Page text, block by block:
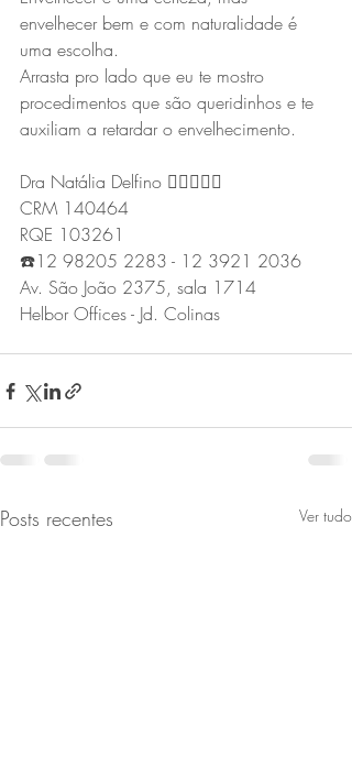
envelhecer bem e com naturalidade é
uma escolha.
Arrasta pro lado que eu te mostro
procedimentos que são queridinhos e te
auxiliam a retardar o envelhecimento.
Dra Natália Delfino 👩🏻‍⚕️✍🏻
CRM 140464
RQE 103261
☎️12 98205 2283 - 12 3921 2036
Av. São João 2375, sala 1714
Helbor Offices - Jd. Colinas
Posts recentes Ver tudo